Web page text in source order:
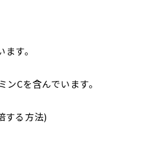
す。
Cを含んでいます。
する方法)